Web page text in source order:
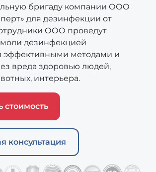
бригаду компании ООО
для дезинфекции от
ООО проведут
моли дезинфекцией
эффективными методами и
вреда здоровью людей,
интерьера.
стоимость
консультация